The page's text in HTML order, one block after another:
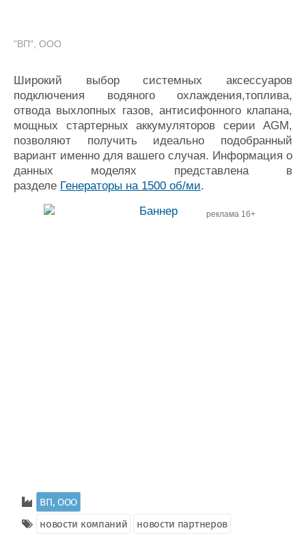
"ВП", ООО
Широкий выбор системных аксессуаров
подключения водяного охлаждения,топлива,
отвода выхлопных газов, антисифонного клапана,
мощных стартерных аккумуляторов серии AGM,
позволяют получить идеально подобранный
вариант именно для вашего случая. Информация о
данных моделях представлена в
разделе Генераторы на 1500 об/ми.
реклама 16+
ВП, ООО
новости компаний
новости партнеров